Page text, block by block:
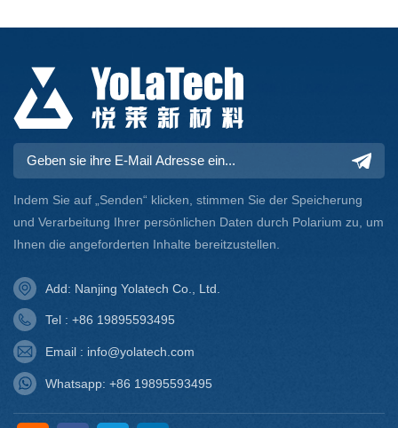
Indem Sie auf „Senden“ klicken, stimmen Sie der Speicherung
und Verarbeitung Ihrer persönlichen Daten durch Polarium zu, um
Ihnen die angeforderten Inhalte bereitzustellen.
Add: Nanjing Yolatech Co., Ltd.
Tel : +86 19895593495
Email : info@yolatech.com
Whatsapp: +86 19895593495